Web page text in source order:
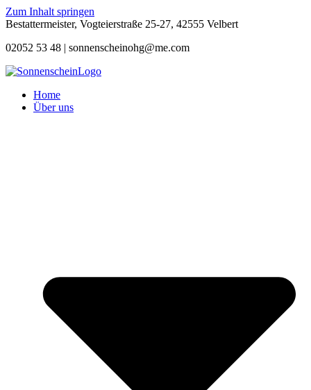
Zum Inhalt springen
Bestattermeister, Vogteierstraße 25-27, 42555 Velbert
02052 53 48 | sonnenscheinohg@me.com
Home
Über uns